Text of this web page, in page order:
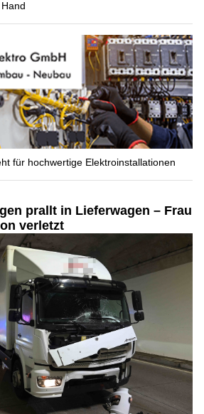
für hochwertige Elektroinstallationen
prallt in Lieferwagen – Frau
verletzt